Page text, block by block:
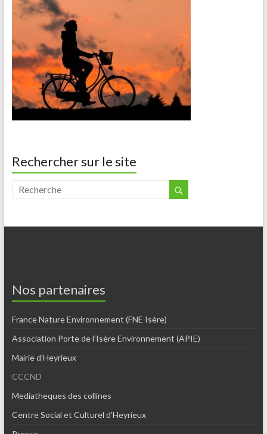
Rechercher sur le site
Nos partenaires
France Nature Environnement (FNE Isère)
Association Porte de l’Isère Environnement (APIE)
Mairie d’Heyrieux
CCCND
Mediatheques des collines
Centre Social et Culturel d’Heyrieux